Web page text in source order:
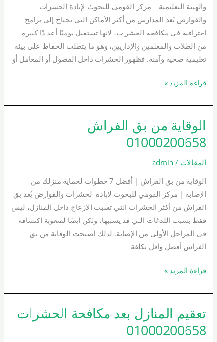
والهيئة التعليمية | مركز القومي للبحوث لإبادة الحشرات
والقوارض تُعد المدارس من أكثر الأماكن التي تحتاج إلى برامج
احترافية في مكافحة الحشرات، لأنها تستقبل يوميًا أعدادًا كبيرة
من الطلاب والمعلمين والإداريين، وهو ما يتطلب الحفاظ على بيئة
تعليمية صحية وآمنة. فظهور الحشرات داخل الفصول أو المعامل أو
قراءة المزيد »
الوقاية من بق الفراش
01000200658
المقالات /
admin
الوقاية من بق الفراش | أفضل 7 خطوات لحماية منزلك من
الإصابة | مركز القومي للبحوث لإبادة الحشرات والقوارض يُعد بق
الفراش من أكثر الحشرات التي تسبب الإزعاج داخل المنازل، ليس
فقط بسبب اللدغات التي قد يسببها، ولكن أيضًا لصعوبة اكتشافه
في المراحل الأولى من الإصابة. لذلك أصبحت الوقاية من بق
الفراش أفضل وأقل تكلفة
الوقاية
من
بق
الفراش
قراءة المزيد »
تعقيم المنازل بعد مكافحة الحشرات
01000200658
تعقيم
المنازل
بعد